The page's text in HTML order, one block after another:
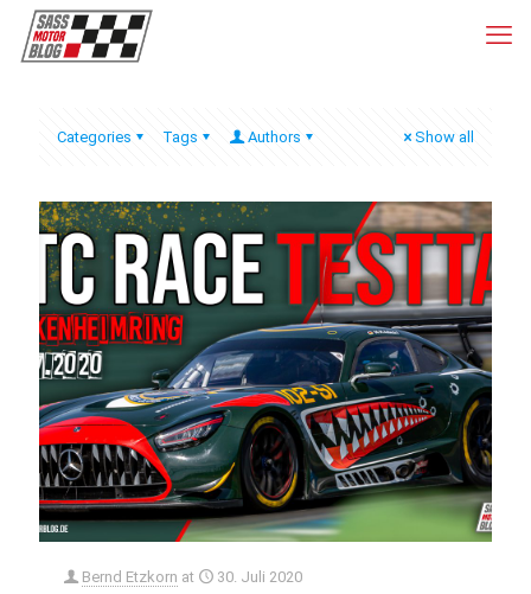
Categories Tags Authors Show all
Bernd Etzkorn at 30. Juli 2020